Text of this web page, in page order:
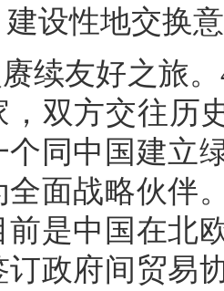
设性地交换
续友好之旅
，双方交往历
个同中国建立
全面战略伙伴
前是中国在北
订政府间贸易